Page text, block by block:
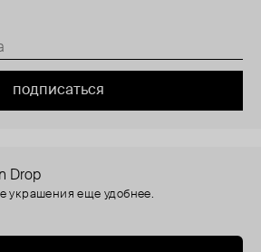
подписаться
Drop
украшения еще удобнее.